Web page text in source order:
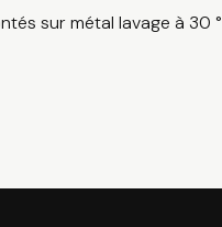
sur métal lavage à 30 °